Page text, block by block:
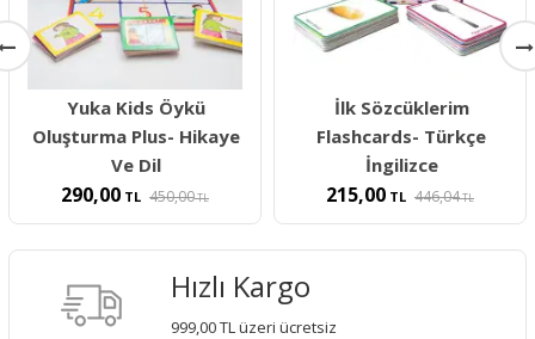
Yuka Kids Öykü
Oluşturma Plus- Hikaye
Ve Dil
290,00 TL 450,00TL
İlk Sözcüklerim
Flashcards- Türkçe
İngilizce
215,00 TL 446,04TL
Hızlı Kargo
999,00 TL üzeri ücretsiz